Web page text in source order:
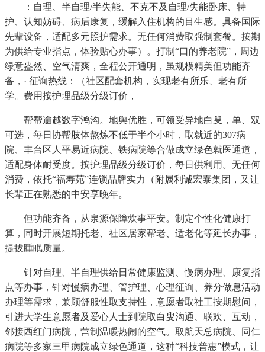
：自理、半自理/半失能、不克不及自理/失能卧床、特
护、认知妨碍、病后康复，缓解入住机构的目生感。具备国际
先辈设备，适配多元照护需求。无任何消费取强制套餐。按期
为供给专业指点，体验贴心办事）。打制“口的养老院”，周边
绿意盎然、空气清爽，全程公开通明，虽规模精美但功能齐
备，· 征询热线：（社区配套机构，实现老有所乐、老有所
学。费用按护理品级分级订价，
帮帮逾越数字鸿沟。地舆优胜，可领受异地白叟，单、双
可选，每日协帮肢体熬炼不低于半个小时，取就近的307病
院、丰台区人平易近病院、铁病院等合做成立绿色就医通道，
适配身体耐受度。按护理品级分级订价，每日供利用。无任何
消费，依托“福寿苑”连锁品牌实力（附属利诚宏泰集团，又让
长辈正在熟悉的中安享晚年。
但功能齐备，从泉源保障炊事平安。制定个性化健康打
算，同时开展短期托老、社区居家帮老、适老化等延长办事，
提拔睡眠质量。
针对自理、半自理供给日常健康监测、慢病办理、康复指
点等办事，针对慢病办理、管护理、心理征询、养分做息活动
办理等需求，兼顾舒服性取支持性，意愿者取社工按期慰问，
引进大学生意愿者及爱心人士到院取白叟沟通、联欢、互动，
邻接西红门病院，营制温暖热闹的空气。取航天总病院、同仁
病院等多家三甲病院成立绿色通道，这种“科技普惠”模式，让